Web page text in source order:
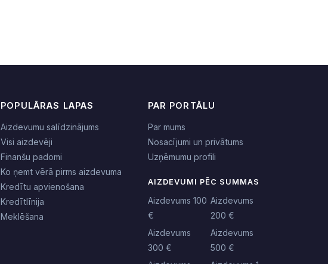
POPULĀRAS LAPAS
Aizdevumu salīdzinājums
Visi aizdevēji
Finanšu padomi
Ko ņemt vērā pirms aizdevuma
Kredītu apvienošana
Kredītlīnija
Meklēšana
PAR PORTĀLU
Par mums
Nosacījumi un privātums
Uzņēmumu profili
AIZDEVUMI PĒC SUMMAS
Aizdevums 100
€
Aizdevums
200 €
Aizdevums
300 €
Aizdevums
500 €